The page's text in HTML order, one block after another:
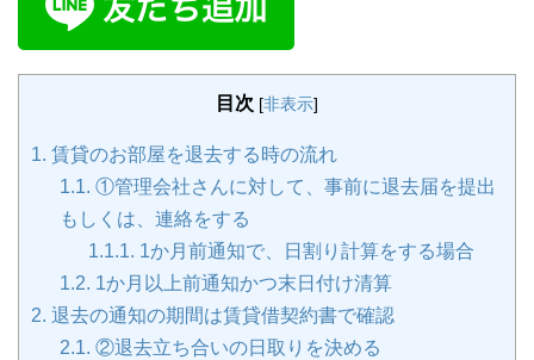
目次 [非表示]
1. 賃貸のお部屋を退去する時の流れ
1.1. ①管理会社さんに対して、事前に退去届を提出
もしくは、連絡をする
1.1.1. 1か月前通知で、日割り計算をする場合
1.2. 1か月以上前通知かつ末日付け清算
2. 退去の通知の期間は賃貸借契約書で確認
2.1. ②退去立ち合いの日取りを決める